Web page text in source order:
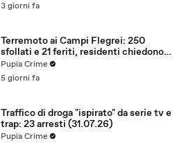
3 giorni fa
Terremoto ai Campi Flegrei: 250
sfollati e 21 feriti, residenti chiedono
certezze sul futuro (01.08.26)
Pupia Crime
5 giorni fa
Traffico di droga "ispirato" da serie tv e
trap: 23 arresti (31.07.26)
Pupia Crime